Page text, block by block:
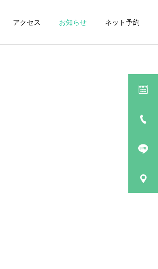
アクセス お知らせ ネット予約
【鍼灸治療】ぎっくり腰